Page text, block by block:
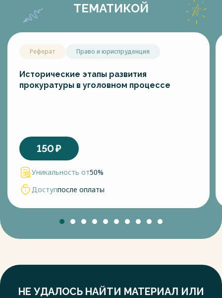
ТЕМАТИКОЙ
Реферат Право и юриспруденция
Исторические этапы развития
прокуратуры в уголовном процессе
150₽
Уникальность от50%
Доступпосле оплаты
НЕ УДАЛОСЬ НАЙТИ МАТЕРИАЛ ИЛИ